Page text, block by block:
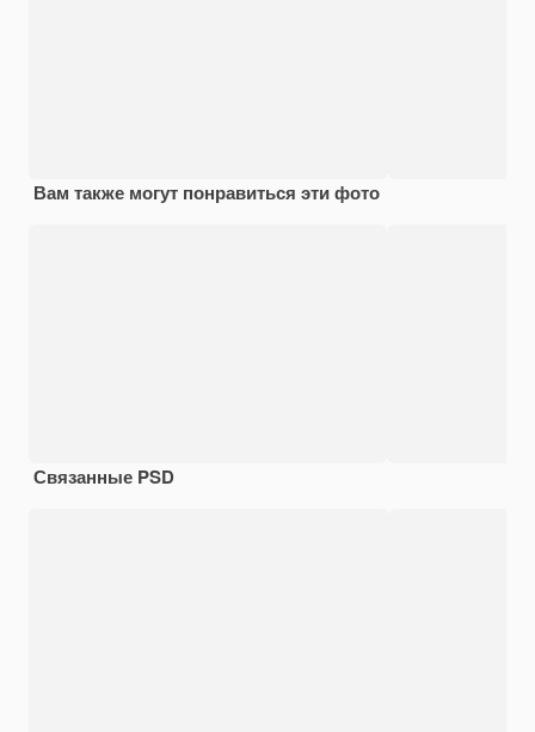
Вам также могут понравиться эти фото
Связанные PSD